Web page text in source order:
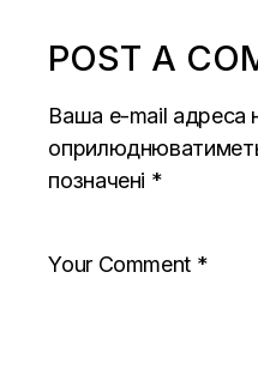
POST A
Ваша e-mail адреса
позначені *